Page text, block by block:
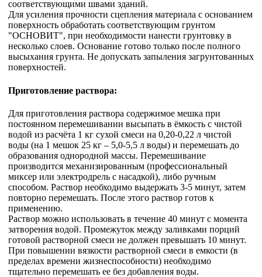
соответствующими швами зданий.
Для усиления прочности сцепления материала с основанием
поверхность обработать соответствующим грунтом
"ОСНОВИТ", при необходимости нанести грунтовку в
несколько слоев. Основание готово только после полного
высыхания грунта. Не допускать запыления загрунтованных
поверхностей.
Приготовление раствора:
Для приготовления раствора содержимое мешка при
постоянном перемешивании высыпать в ёмкость с чистой
водой из расчёта 1 кг сухой смеси на 0,20-0,22 л чистой
воды (на 1 мешок 25 кг – 5,0-5,5 л воды) и перемешать до
образования однородной массы. Перемешивание
производится механизированным (профессиональный
миксер или электродрель с насадкой), либо ручным
способом. Раствор необходимо выдержать 3-5 минут, затем
повторно перемешать. После этого раствор готов к
применению.
Раствор можно использовать в течение 40 минут с момента
затворения водой. Промежуток между заливками порций
готовой растворной смеси не должен превышать 10 минут.
При повышении вязкости растворной смеси в емкости (в
пределах времени жизнеспособности) необходимо
тщательно перемешать ее без добавления воды.